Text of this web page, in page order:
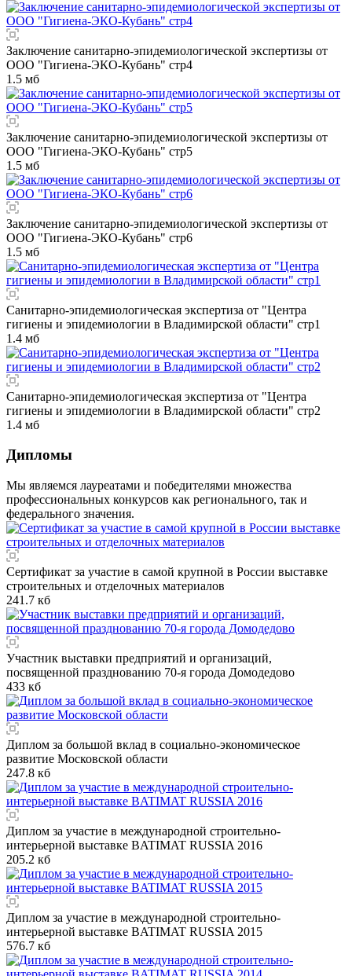
Заключение санитарно-эпидемиологической экспертизы от
ООО "Гигиена-ЭКО-Кубань" стр4
1.5 мб
Заключение санитарно-эпидемиологической экспертизы от
ООО "Гигиена-ЭКО-Кубань" стр5
1.5 мб
Заключение санитарно-эпидемиологической экспертизы от
ООО "Гигиена-ЭКО-Кубань" стр6
1.5 мб
Санитарно-эпидемиологическая экспертиза от "Центра
гигиены и эпидемиологии в Владимирской области" стр1
1.4 мб
Санитарно-эпидемиологическая экспертиза от "Центра
гигиены и эпидемиологии в Владимирской области" стр2
1.4 мб
Дипломы
Мы являемся лауреатами и победителями множества
профессиональных конкурсов как регионального, так и
федерального значения.
Сертификат за участие в самой крупной в России выставке
строительных и отделочных материалов
241.7 кб
Участник выставки предприятий и организаций,
посвященной празднованию 70-я города Домодедово
433 кб
Диплом за большой вклад в социально-экономическое
развитие Московской области
247.8 кб
Диплом за участие в международной строительно-
интерьерной выставке BATIMAT RUSSIA 2016
205.2 кб
Диплом за участие в международной строительно-
интерьерной выставке BATIMAT RUSSIA 2015
576.7 кб